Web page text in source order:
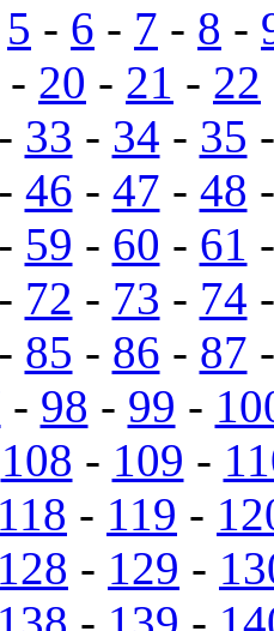
5 - 6 - 7 - 8 -
- 20 - 21 - 22
- 33 - 34 - 35
- 46 - 47 - 48
- 59 - 60 - 61
- 72 - 73 - 74
- 85 - 86 - 87
- 98 - 99 -
108 - 109 -
118 - 119 -
128 - 129 -